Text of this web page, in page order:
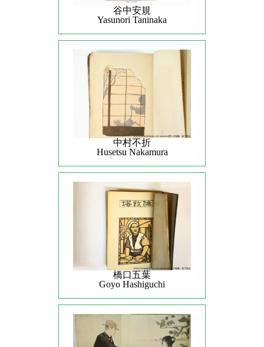
谷中安規
Yasunori Taninaka
中村不折
Husetsu Nakamura
橋口五葉
Goyo Hashiguchi